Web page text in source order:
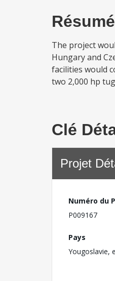
The project
Hungary and
facilities would
two 2,000 hp
Clé
Projet
Numéro du
P009167
Pays
Yougoslavie,